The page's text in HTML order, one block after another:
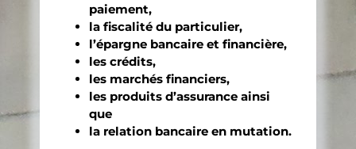
paiement,
la fiscalité du particulier,
l’épargne bancaire et financière,
les crédits,
les marchés financiers,
les produits d’assurance ainsi
que
la relation bancaire en mutation.